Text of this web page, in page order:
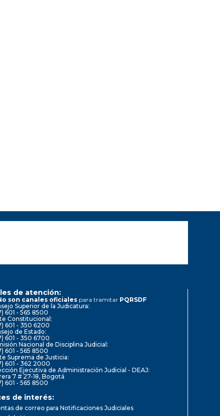
de atención:
son canales oficiales para tramitar PQRSDF
Superior de la Judicatura:
601 - 565 8500
Constitucional:
601 - 350 6200
de Estado:
601 - 350 6700
Nacional de Disciplina Judicial:
601 - 565 8500
Suprema de Justicia:
601 - 362 2000
Ejecutiva de Administración Judicial - DEAJ:
7 # 27-18, Bogotá
601 - 565 8500
de interés:
de correo para Notificaciones Judiciales